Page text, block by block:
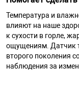
Температура и
влияют на наше
к сухости в горле,
ощущениям. Датчик
второго поколения
наблюдения за